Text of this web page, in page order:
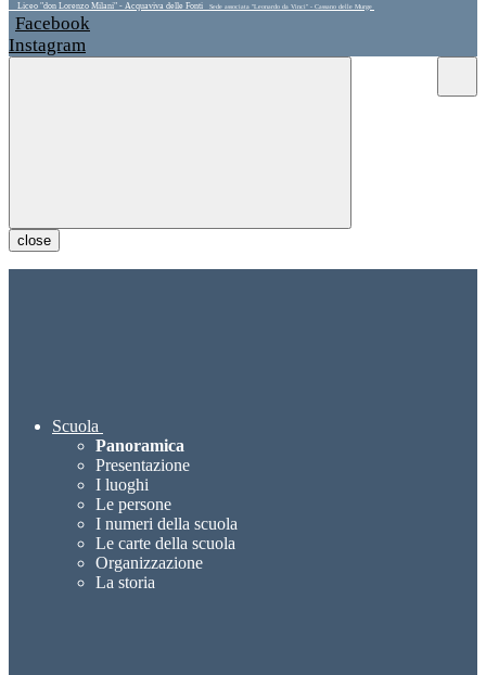
Liceo "don Lorenzo Milani" - Acquaviva delle Fonti Sede associata "Leonardo da Vinci" - Cassano delle Murge
Facebook
Instagram
close
Scuola
Panoramica
Presentazione
I luoghi
Le persone
I numeri della scuola
Le carte della scuola
Organizzazione
La storia